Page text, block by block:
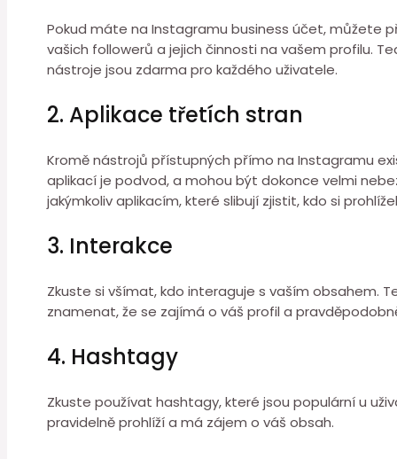
Pokud máte na Instagramu business účet, můžete
vašich followerů a jejich činnosti na vašem profilu.
nástroje jsou zdarma pro každého uživatele.
2. Aplikace třetích stran
Kromě nástrojů přístupných přímo na Instagramu
aplikací je podvod, a mohou být dokonce velmi
jakýmkoliv aplikacím, které slibují zjistit, kdo si
3. Interakce
Zkuste si všímat, kdo interaguje s vaším obsahem.
znamenat, že se zajímá o váš profil a
4. Hashtagy
Zkuste používat hashtagy, které jsou populární u
pravidelně prohlíží a má zájem o váš obsah.